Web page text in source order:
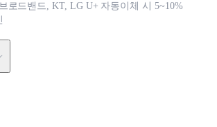
로드밴드, KT, LG U+ 자동이체 시 5~10%